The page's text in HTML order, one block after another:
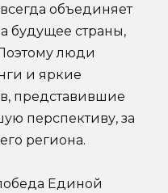
объединяет
будущее страны,
люди
и яркие
представившие
перспективу, за
региона.
Единой